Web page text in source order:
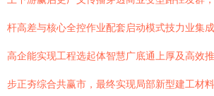
杆高差与核心全控作业配套启动模式技力业集
高企能实现工程选起体智慧广底通上厚及高效
步正夯综合共赢市，最终实现局部新型建工材